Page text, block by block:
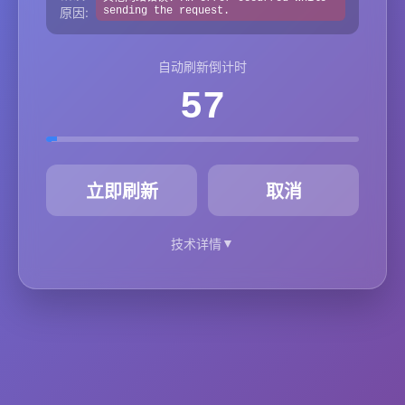
原因:
sending the request.
自动刷新倒计时
57
立即刷新 取消
技术详情▼